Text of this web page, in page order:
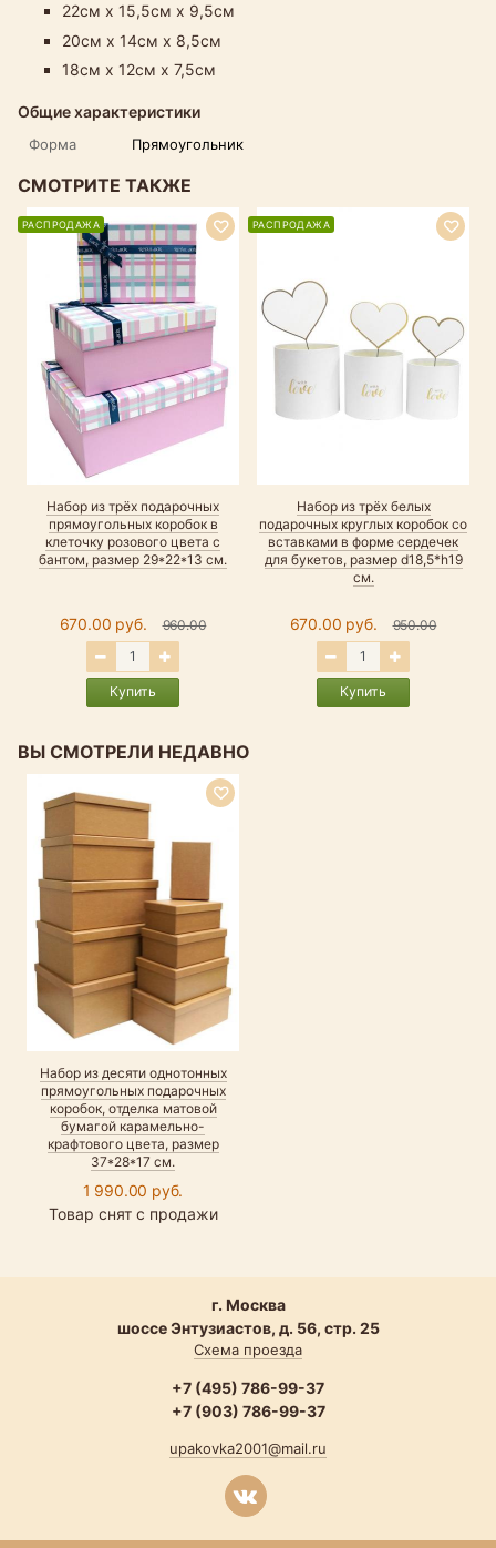
22см х 15,5см х 9,5см
20см х 14см х 8,5см
18см х 12см х 7,5см
Общие характеристики
Форма Прямоугольник
СМОТРИТЕ ТАКЖЕ
Набор из трёх подарочных
прямоугольных коробок в
клеточку розового цвета с
бантом, размер 29*22*13 см.
670.00 руб. 960.00
Купить
РАСПРОДАЖА
Набор из трёх белых
подарочных круглых коробок со
вставками в форме сердечек
для букетов, размер d18,5*h19
см.
670.00 руб. 950.00
Купить
РАСПРОДАЖА
ВЫ СМОТРЕЛИ НЕДАВНО
Набор из десяти однотонных
прямоугольных подарочных
коробок, отделка матовой
бумагой карамельно-
крафтового цвета, размер
37*28*17 см.
1 990.00 руб.
Товар снят с продажи
г. Москва
шоссе Энтузиастов, д. 56, стр. 25
Схема проезда
+7 (495) 786-99-37
+7 (903) 786-99-37
upakovka2001@mail.ru